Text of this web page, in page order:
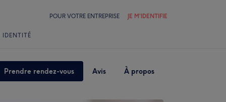
POUR VOTRE ENTREPRISE JE M'IDENTIFIE
IDENTITÉ
Prendre rendez-vous Avis À propos